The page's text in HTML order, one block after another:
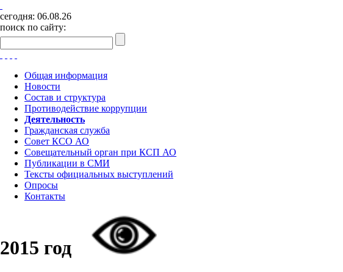
сегодня: 06.08.26
поиск по сайту:
Общая информация
Новости
Состав и структура
Противодействие коррупции
Деятельность
Гражданская служба
Совет КСО АО
Совещательный орган при КСП АО
Публикации в СМИ
Тексты официальных выступлений
Опросы
Контакты
2015 год